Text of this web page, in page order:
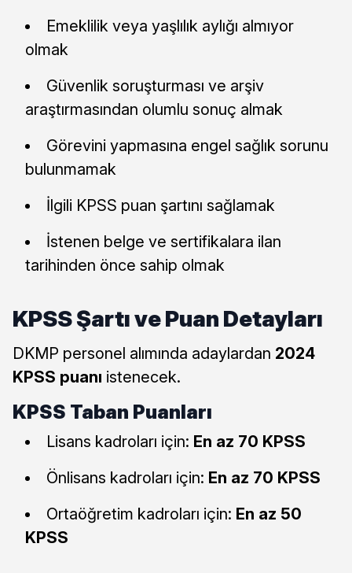
Emeklilik veya yaşlılık aylığı almıyor
olmak
Güvenlik soruşturması ve arşiv
araştırmasından olumlu sonuç almak
Görevini yapmasına engel sağlık sorunu
bulunmamak
İlgili KPSS puan şartını sağlamak
İstenen belge ve sertifikalara ilan
tarihinden önce sahip olmak
KPSS Şartı ve Puan Detayları
DKMP personel alımında adaylardan 2024
KPSS puanı istenecek.
KPSS Taban Puanları
Lisans kadroları için: En az 70 KPSS
Önlisans kadroları için: En az 70 KPSS
Ortaöğretim kadroları için: En az 50
KPSS